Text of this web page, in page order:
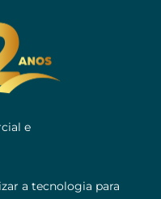
e
a tecnologia para